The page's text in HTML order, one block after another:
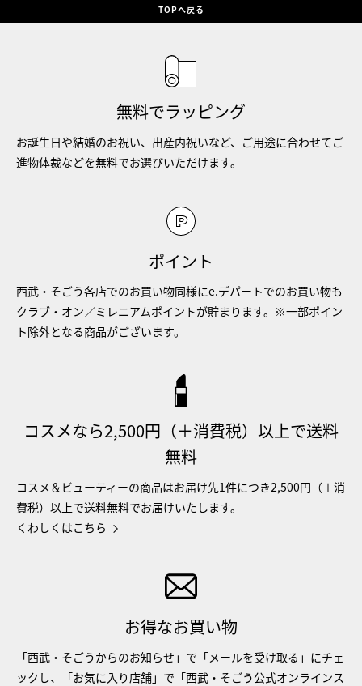
TOPへ戻る
無料でラッピング
お誕生日や結婚のお祝い、出産内祝いなど、ご用途に合わせてご
進物体裁などを無料でお選びいただけます。
ポイント
西武・そごう各店でのお買い物同様にe.デパートでのお買い物も
クラブ・オン／ミレニアムポイントが貯まります。※一部ポイン
ト除外となる商品がございます。
コスメなら2,500円（＋消費税）以上で送料
無料
コスメ＆ビューティーの商品はお届け先1件につき2,500円（＋消
費税）以上で送料無料でお届けいたします。
くわしくはこちら
お得なお買い物
「西武・そごうからのお知らせ」で「メールを受け取る」にチェ
ックし、「お気に入り店舗」で「西武・そごう公式オンラインス